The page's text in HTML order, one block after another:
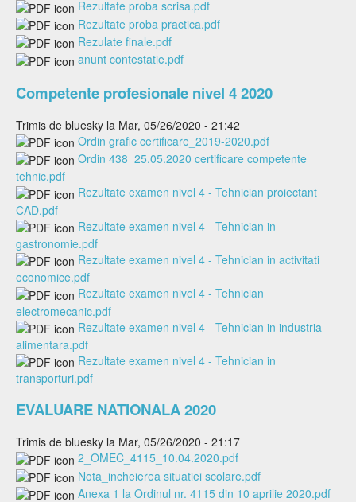
Rezultate proba scrisa.pdf
Rezultate proba practica.pdf
Rezulate finale.pdf
anunt contestatie.pdf
Competente profesionale nivel 4 2020
Trimis de bluesky la Mar, 05/26/2020 - 21:42
Ordin grafic certificare_2019-2020.pdf
Ordin 438_25.05.2020 certificare competente
tehnic.pdf
Rezultate examen nivel 4 - Tehnician proiectant
CAD.pdf
Rezultate examen nivel 4 - Tehnician in
gastronomie.pdf
Rezultate examen nivel 4 - Tehnician in activitati
economice.pdf
Rezultate examen nivel 4 - Tehnician
electromecanic.pdf
Rezultate examen nivel 4 - Tehnician in industria
alimentara.pdf
Rezultate examen nivel 4 - Tehnician in
transporturi.pdf
EVALUARE NATIONALA 2020
Trimis de bluesky la Mar, 05/26/2020 - 21:17
2_OMEC_4115_10.04.2020.pdf
Nota_incheierea situatiei scolare.pdf
Anexa 1 la Ordinul nr. 4115 din 10 aprilie 2020.pdf